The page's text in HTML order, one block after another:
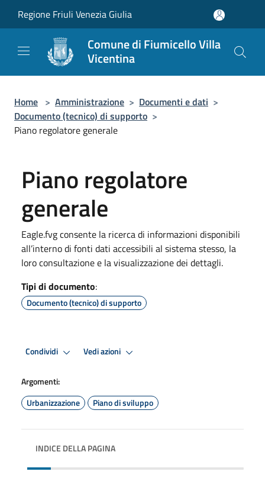
Regione Friuli Venezia Giulia
Comune di Fiumicello Villa
Vicentina
Home > Amministrazione > Documenti e dati >
Documento (tecnico) di supporto >
Piano regolatore generale
Piano regolatore
generale
Eagle.fvg consente la ricerca di informazioni disponibili
all’interno di fonti dati accessibili al sistema stesso, la
loro consultazione e la visualizzazione dei dettagli.
Tipi di documento:
Documento (tecnico) di supporto
Condividi Vedi azioni
Argomenti:
Urbanizzazione
Piano di sviluppo
INDICE DELLA PAGINA